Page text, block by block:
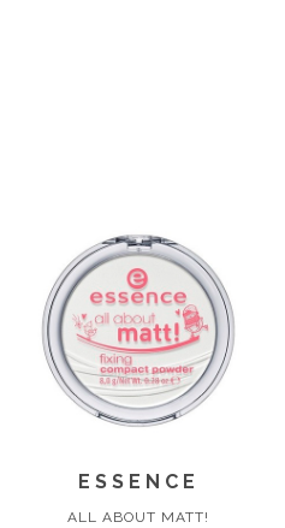
ESSENCE
ALL ABOUT MATT!